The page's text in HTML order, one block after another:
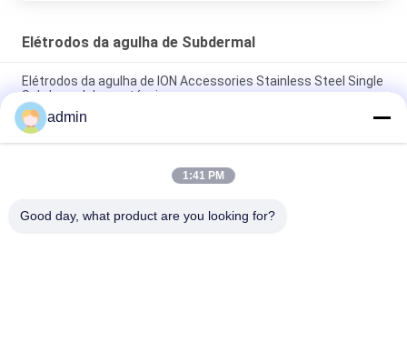
Elétrodos da agulha de Subdermal
Elétrodos da agulha de ION Accessories Stainless Steel Single
Subdermal descartáveis
agulhas estéreis de 19mm EMG, agulhas descartáveis
coloridas de Subdermal
Única ligação dos elétrodos descartáveis da agulha de
admin
1:41 PM
Good day, what product are you looking for?